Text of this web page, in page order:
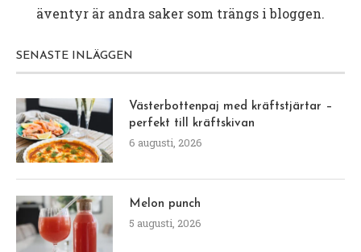
äventyr är andra saker som trängs i bloggen.
SENASTE INLÄGGEN
Västerbottenpaj med kräftstjärtar –
perfekt till kräftskivan
6 augusti, 2026
Melon punch
5 augusti, 2026